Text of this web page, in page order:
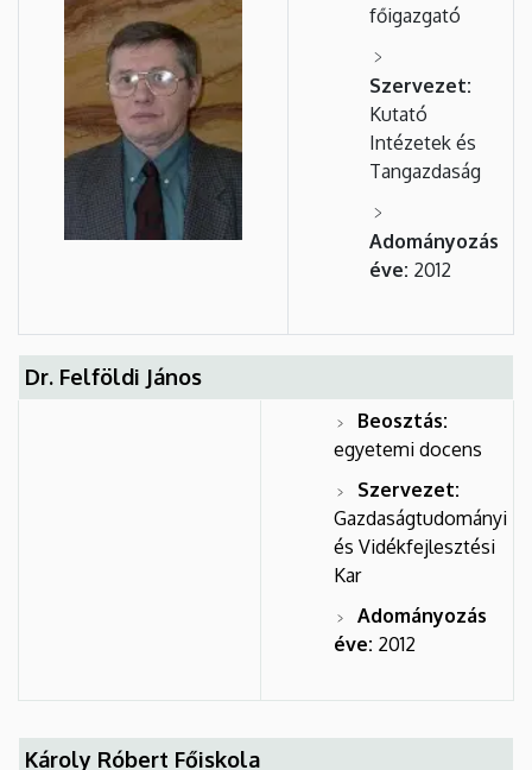
főigazgató
Szervezet:
Kutató
Intézetek és
Tangazdaság
Adományozás
éve: 2012
Dr. Felföldi János
Beosztás:
egyetemi docens
Szervezet:
Gazdaságtudományi
és Vidékfejlesztési
Kar
Adományozás
éve: 2012
Károly Róbert Főiskola